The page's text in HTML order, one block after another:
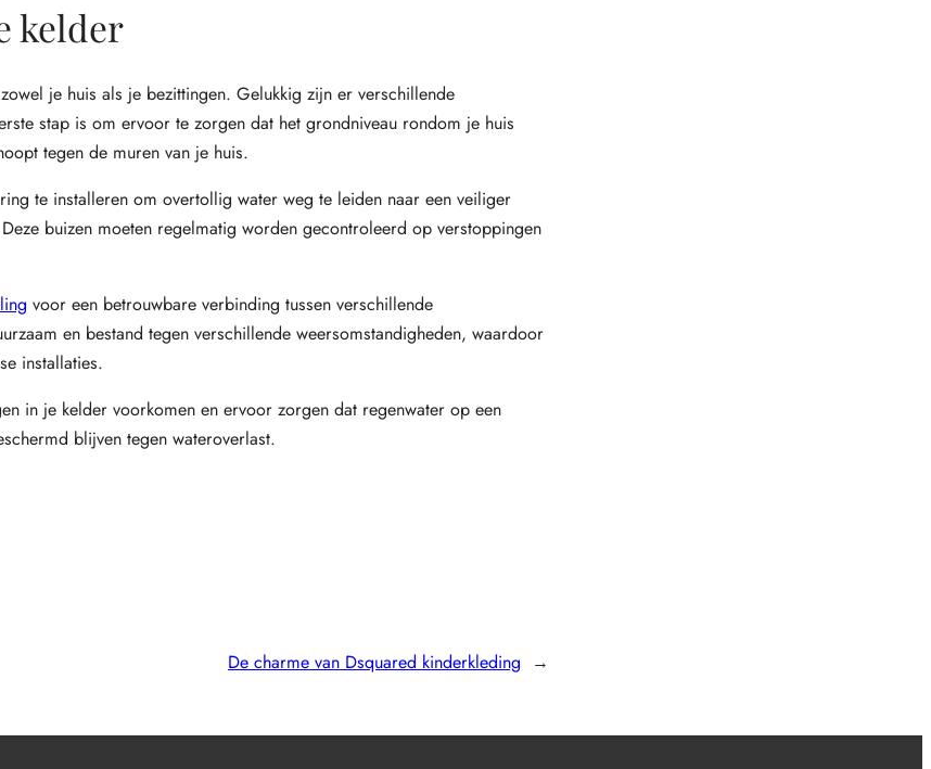
kelder
je huis als je bezittingen. Gelukkig zijn er verschillende
stap is om ervoor te zorgen dat het grondniveau rondom je huis
tegen de muren van je huis.
te installeren om overtollig water weg te leiden naar een veiliger
buizen moeten regelmatig worden gecontroleerd op verstoppingen
voor een betrouwbare verbinding tussen verschillende
en bestand tegen verschillende weersomstandigheden, waardoor
installaties.
in je kelder voorkomen en ervoor zorgen dat regenwater op een
blijven tegen wateroverlast.
De charme van Dsquared kinderkleding →